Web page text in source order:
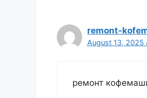
remont-
August 13, 2025
ремонт